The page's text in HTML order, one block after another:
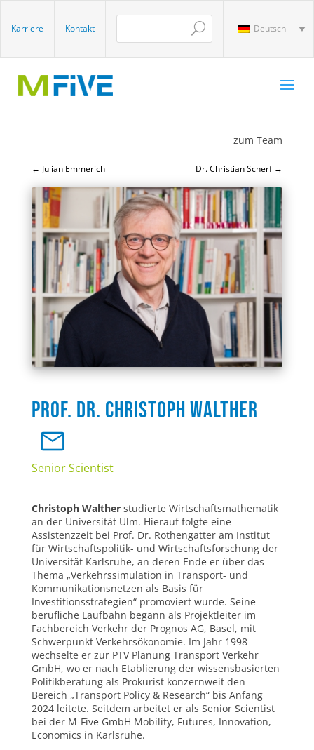
Karriere Kontakt Deutsch
zum Team
← Julian Emmerich Dr. Christian Scherf→
Prof. Dr. Christoph Walther
Senior Scientist
Christoph Waltherstudierte Wirtschaftsmathematik
an der Universität Ulm. Hierauf folgte eine
Assistenzzeit bei Prof. Dr. Rothengatter am Institut
für Wirtschaftspolitik- und Wirtschaftsforschung der
Universität Karlsruhe, an deren Ende er über das
Thema „Verkehrssimulation in Transport- und
Kommunikationsnetzen als Basis für
Investitionsstrategien“ promoviert wurde. Seine
berufliche Laufbahn begann als Projektleiter im
Fachbereich Verkehr der Prognos AG, Basel, mit
Schwerpunkt Verkehrsökonomie. Im Jahr 1998
wechselte er zur PTV Planung Transport Verkehr
GmbH, wo er nach Etablierung der wissensbasierten
Politikberatung als Prokurist konzernweit den
Bereich „Transport Policy & Research“ bis Anfang
2024 leitete. Seitdem arbeitet er als Senior Scientist
bei der M-Five GmbH Mobility, Futures, Innovation,
Economics in Karlsruhe.